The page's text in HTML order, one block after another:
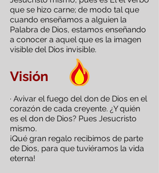
que se hizo carne; de modo tal que
cuando enseñamos a alguien la
Palabra de Dios, estamos enseñando
a conocer a aquel que es la imagen
visible del Dios invisible.
Visión
· Avivar el fuego del don de Dios en el
corazón de cada creyente. ¿Y quién
es el don de Dios? Pues Jesucristo
mismo.
¡Qué gran regalo recibimos de parte
de Dios, para que tuviéramos la vida
eterna!